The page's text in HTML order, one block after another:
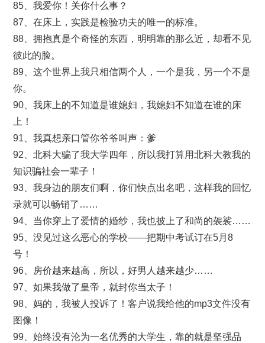
85、我爱你！关你什么事？
87、在床上，实践是检验功夫的唯一的标准。
88、拥抱真是个奇怪的东西，明明靠的那么近，却看不见
彼此的脸。
89、这个世界上我只相信两个人，一个是我，另一个不是
你。
90、我床上的不知道是谁媳妇，我媳妇不知道在谁的床
上！
91、我真想亲口管你爷爷叫声：爹
92、北科大骗了我大学四年，所以我打算用北科大教我的
知识骗社会一辈子！
93、我身边的朋友们啊，你们快点出名吧，这样我的回忆
录就可以畅销了……
94、当你穿上了爱情的婚纱，我也披上了和尚的袈裟……
95、没见过这么恶心的学校——把期中考试订在5月8
号！
96、房价越来越高，所以，好男人越来越少……
97、如果我做了皇帝，就封你当太子！
98、妈的，我被人投诉了！客户说我给他的mp3文件没有
图像！
99、始终没有沦为一名优秀的大学生，靠的就是坚强品